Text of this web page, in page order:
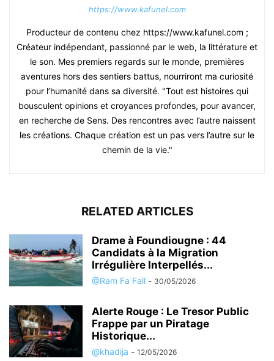
https://www.kafunel.com
Producteur de contenu chez https://www.kafunel.com ;
Créateur indépendant, passionné par le web, la littérature et
le son. Mes premiers regards sur le monde, premières
aventures hors des sentiers battus, nourriront ma curiosité
pour l’humanité dans sa diversité. "Tout est histoires qui
bousculent opinions et croyances profondes, pour avancer,
en recherche de Sens. Des rencontres avec l’autre naissent
les créations. Chaque création est un pas vers l’autre sur le
chemin de la vie."
RELATED ARTICLES
Drame à Foundiougne : 44
Candidats à la Migration
Irrégulière Interpellés...
@Ram Fa Fall - 30/05/2026
Alerte Rouge : Le Tresor Public
Frappe par un Piratage
Historique...
@khadija - 12/05/2026